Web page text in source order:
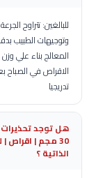
وتوجيهات الطبيب
المعالج بناء علي
الاقراص في الصباح
تدريجيا
30 مجم | اقراص
الذاتية ؟